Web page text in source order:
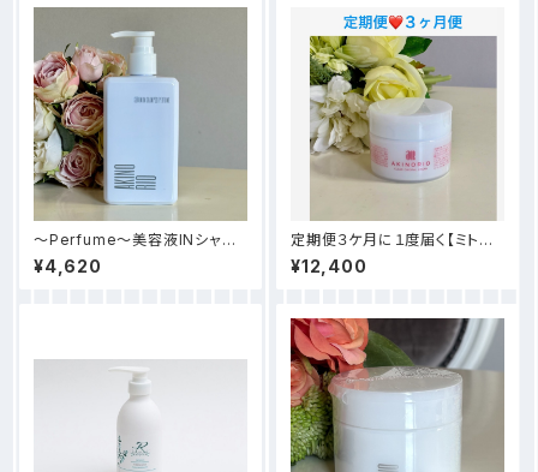
～Perfume～美容液INシャン
プー
¥4,620
定期便３ケ月に１度届く【ミトコ
ンドリアのちから】
¥12,400